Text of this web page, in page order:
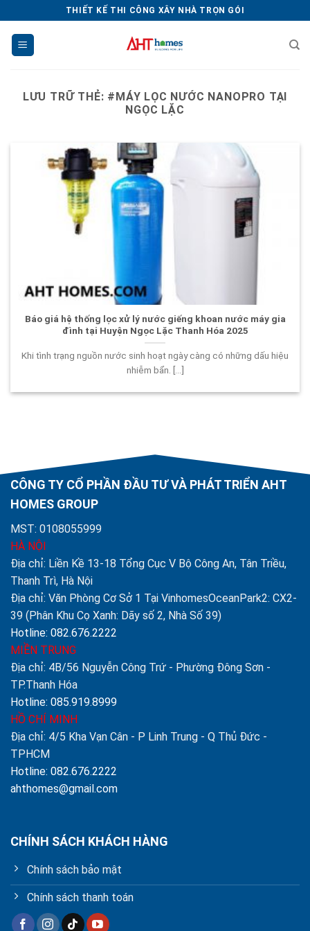
dung
THIẾT KẾ THI CÔNG XÂY NHÀ TRỌN GÓI
LƯU TRỮ THẺ: #MÁY LỌC NƯỚC NANOPRO TẠI
NGỌC LẶC
Báo giá hệ thống lọc xử lý nước giếng khoan nước máy gia
đình tại Huyện Ngọc Lặc Thanh Hóa 2025
Khi tình trạng nguồn nước sinh hoạt ngày càng có những dấu hiệu
nhiễm bẩn. [...]
CÔNG TY CỔ PHẦN ĐẦU TƯ VÀ PHÁT TRIỂN AHT
HOMES GROUP
MST: 0108055999
HÀ NỘI
Địa chỉ: Liền Kề 13-18 Tổng Cục V Bộ Công An, Tân Triều,
Thanh Trì, Hà Nội
Địa chỉ: Văn Phòng Cơ Sở 1 Tại VinhomesOceanPark2: CX2-
39 (Phân Khu Cọ Xanh: Dãy số 2, Nhà Số 39)
Hotline: 082.676.2222
MIỀN TRUNG
Địa chỉ: 4B/56 Nguyễn Công Trứ - Phường Đông Sơn -
TP.Thanh Hóa
Hotline: 085.919.8999
HỒ CHÍ MINH
Địa chỉ: 4/5 Kha Vạn Cân - P Linh Trung - Q Thủ Đức -
TPHCM
Hotline: 082.676.2222
ahthomes@gmail.com
CHÍNH SÁCH KHÁCH HÀNG
Chính sách bảo mật
Chính sách thanh toán